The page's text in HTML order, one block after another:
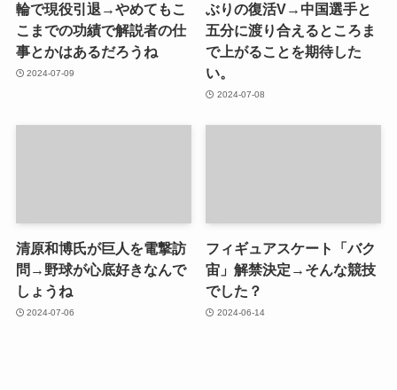
輪で現役引退→やめてもこ
こまでの功績で解説者の仕
事とかはあるだろうね
2024-07-09
ぶりの復活V→中国選手と
五分に渡り合えるところま
で上がることを期待した
い。
2024-07-08
清原和博氏が巨人を電撃訪
問→野球が心底好きなんで
しょうね
2024-07-06
フィギュアスケート「バク
宙」解禁決定→そんな競技
でした？
2024-06-14